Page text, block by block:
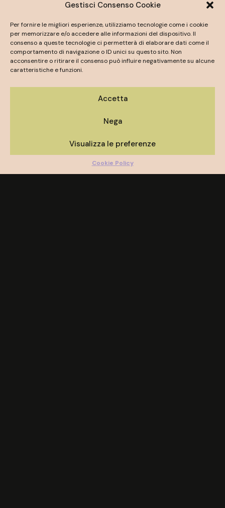
Gestisci Consenso Cookie
Per fornire le migliori esperienze, utilizziamo tecnologie come i cookie
per memorizzare e/o accedere alle informazioni del dispositivo. Il
consenso a queste tecnologie ci permetterà di elaborare dati come il
comportamento di navigazione o ID unici su questo sito. Non
acconsentire o ritirare il consenso può influire negativamente su alcune
caratteristiche e funzioni.
Accetta
Nega
Visualizza le preferenze
Cookie Policy